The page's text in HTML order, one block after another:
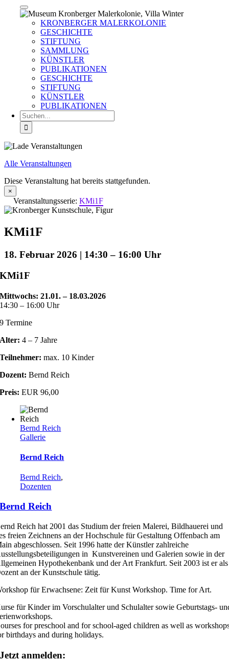
KRONBERGER MALERKOLONIE
GESCHICHTE
STIFTUNG
SAMMLUNG
KÜNSTLER
PUBLIKATIONEN
GESCHICHTE
STIFTUNG
KÜNSTLER
PUBLIKATIONEN
Suche
nach:
Alle Veranstaltungen
Diese Veranstaltung hat bereits stattgefunden.
×
Veranstaltungsserie: KMi1F
KMi1F
18. Februar 2026 | 14:30 – 16:00
KMi1F
Mittwochs: 21.01. – 18.03.2026
14:30 – 16:00 Uhr
9 Termine
Alter: 4 – 7 Jahre
Teilnehmer: max. 10 Kinder
Dozent: Bernd Reich
Preis: EUR 96,00
Bernd Reich
Gallerie
Bernd Reich
Bernd Reich,
Dozenten
Bernd Reich
Reich hat 2001 das Studium der freien Malerei, Bildhauerei und
freien Zeichnens an der Hochschule für Gestaltung Offenbach am
abgeschlossen. Seit 1996 hatte der Künstler zahlreiche
in Kunstvereinen und Galerien sowie in der
Hypothekenbank und der Art Frankfurt. Seit 2003 ist er als
an der Kunstschule tätig.
für Erwachsene: Zeit für Kunst Workshop. Time for Art.
für Kinder im Vorschulalter und Schulalter sowie Geburtstags-
for preschool and for school-aged children as well as
birthdays and during holidays.
Jetzt anmelden: